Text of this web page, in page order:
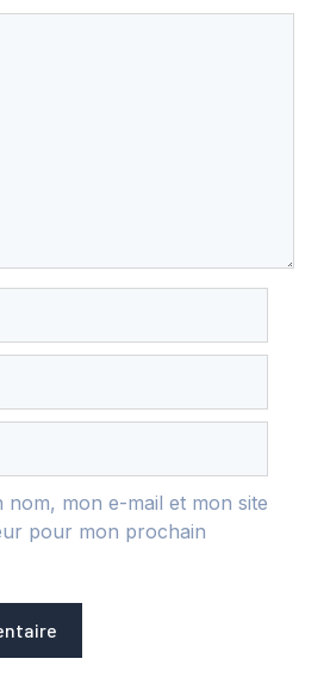
nom, mon e-mail et mon site
pour mon prochain